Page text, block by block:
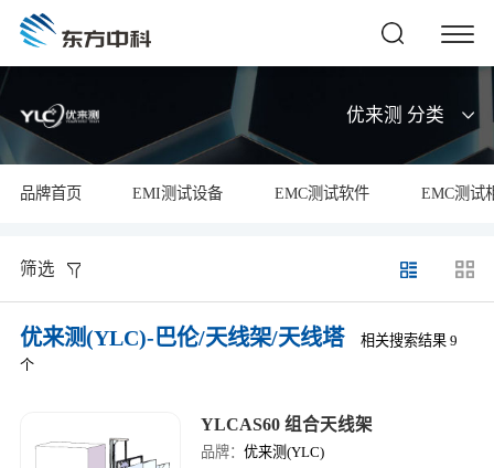
优来测 分类
品牌首页 EMI测试设备 EMC测试软件 EMC测试
筛选
优来测(YLC)-巴伦/天线架/天线塔
相关搜索结果 9
个
YLCAS60 组合天线架
品牌：优来测(YLC)